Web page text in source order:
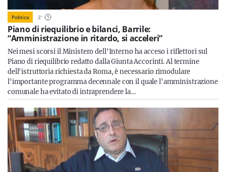
Politica 2'
Piano di riequilibrio e bilanci, Barrile:
“Amministrazione in ritardo, si acceleri”
Nei mesi scorsi il Ministero dell'Interno ha acceso i riflettori sul
Piano di riequilibrio redatto dalla Giunta Accorinti. Al termine
dell'istruttoria richiesta da Roma, è necessario rimodulare
l'importante programma decennale con il quale l'amministrazione
comunale ha evitato di intraprendere la…